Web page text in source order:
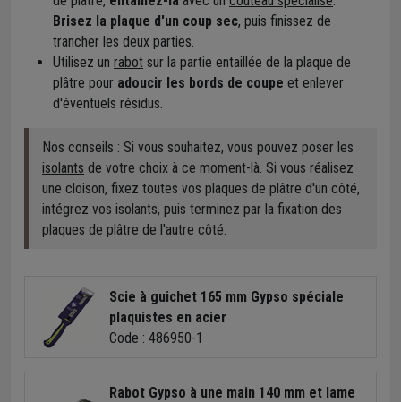
Brisez la plaque d'un coup sec, puis finissez de
trancher les deux parties.
Utilisez un rabot sur la partie entaillée de la plaque de
plâtre pour adoucir les bords de coupe et enlever
d'éventuels résidus.
Nos conseils : Si vous souhaitez, vous pouvez poser les
isolants de votre choix à ce moment-là. Si vous réalisez
une cloison, fixez toutes vos plaques de plâtre d'un côté,
intégrez vos isolants, puis terminez par la fixation des
plaques de plâtre de l'autre côté.
Scie à guichet 165 mm Gypso spéciale
plaquistes en acier
Code : 486950-1
Rabot Gypso à une main 140 mm et lame